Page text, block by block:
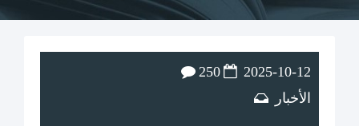
2025-10-12
الأخبار
250